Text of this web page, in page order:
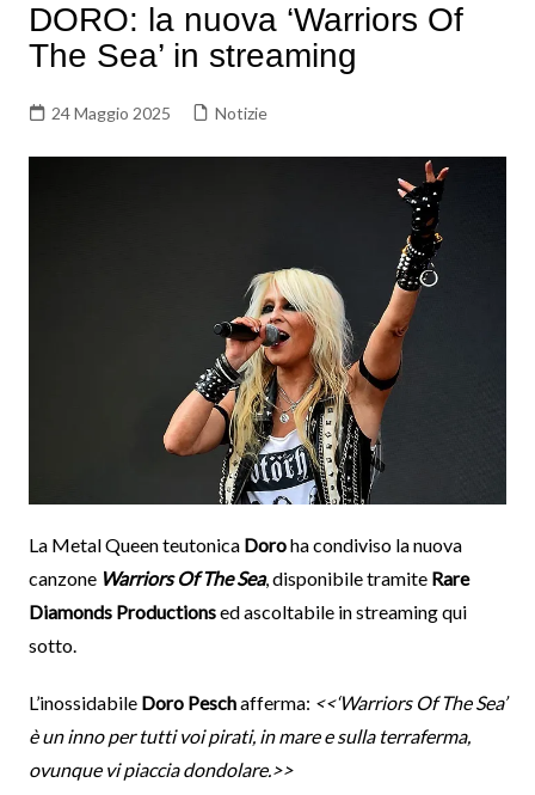
DORO: la nuova ‘Warriors Of
The Sea’ in streaming
24 Maggio 2025 Notizie
La Metal Queen teutonica Doroha condiviso la nuova
canzone Warriors Of The Sea, disponibile tramite Rare
Diamonds Productionsed ascoltabile in streaming qui
sotto.
L’inossidabile Doro Peschafferma: <<‘Warriors Of The Sea’
è un inno per tutti voi pirati, in mare e sulla terraferma,
ovunque vi piaccia dondolare.>>